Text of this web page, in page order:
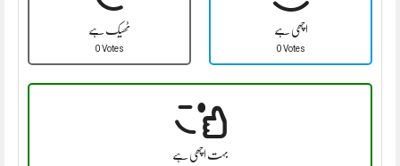
ٹھیک ہے
0 Votes
اچھی ہے
0 Votes
بہت اچھی ہے